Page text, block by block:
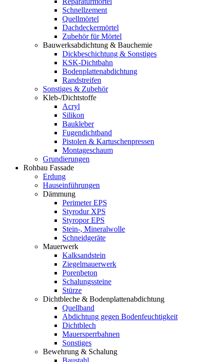
Schnellzement
Quellmörtel
Dachdeckermörtel
Zubehör für Mörtel
Bauwerksabdichtung & Bauchemie
Dickbeschichtung & Sonstiges
KSK-Dichtbahn
Bodenplattenabdichtung
Randstreifen
Sonstiges & Zubehör
Kleb-/Dichtstoffe
Acryl
Silikon
Baukleber
Fugendichtband
Pistolen & Kartuschenpressen
Montageschaum
Grundierungen
Rohbau Fassade
Erdung
Hauseinführungen
Dämmung
Perimeter EPS
Styrodur XPS
Styropor EPS
Stein-, Mineralwolle
Schneidgeräte
Mauerwerk
Kalksandstein
Ziegelmauerwerk
Porenbeton
Schalungssteine
Stürze
Dichtbleche & Bodenplattenabdichtung
Quellband
Abdichtung gegen Bodenfeuchtigkeit
Dichtblech
Mauersperrbahnen
Sonstiges
Bewehrung & Schalung
Baustahl